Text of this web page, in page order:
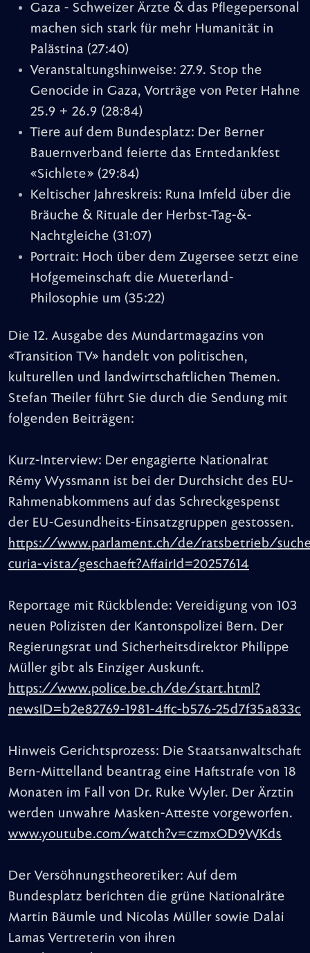
Gaza - Schweizer Ärzte & das Pflegepersonal
machen sich stark für mehr Humanität in
Palästina (27:40)
Veranstaltungshinweise: 27.9. Stop the
Genocide in Gaza, Vorträge von Peter Hahne
25.9 + 26.9 (28:84)
Tiere auf dem Bundesplatz: Der Berner
Bauernverband feierte das Erntedankfest
«Sichlete» (29:84)
Keltischer Jahreskreis: Runa Imfeld über die
Bräuche & Rituale der Herbst-Tag-&-
Nachtgleiche (31:07)
Portrait: Hoch über dem Zugersee setzt eine
Hofgemeinschaft die Mueterland-
Philosophie um (35:22)
Die 12. Ausgabe des Mundartmagazins von
«Transition TV» handelt von politischen,
kulturellen und landwirtschaftlichen Themen.
Stefan Theiler führt Sie durch die Sendung mit
folgenden Beiträgen:
Kurz-Interview: Der engagierte Nationalrat
Rémy Wyssmann ist bei der Durchsicht des EU-
Rahmenabkommens auf das Schreckgespenst
der EU-Gesundheits-Einsatzgruppen gestossen.
https://www.parlament.ch/de/ratsbetrieb/
curia-vista/geschaeft?AffairId=20257614
Reportage mit Rückblende: Vereidigung von 103
neuen Polizisten der Kantonspolizei Bern. Der
Regierungsrat und Sicherheitsdirektor Philippe
Müller gibt als Einziger Auskunft.
https://www.police.be.ch/de/start.html?
newsID=b2e82769-1981-4ffc-b576-25d7f35a833c
Hinweis Gerichtsprozess: Die Staatsanwaltschaft
Bern-Mittelland beantrag eine Haftstrafe von 18
Monaten im Fall von Dr. Ruke Wyler. Der Ärztin
werden unwahre Masken-Atteste vorgeworfen.
www.youtube.com/watch?v=czmxOD9WKds
Der Versöhnungstheoretiker: Auf dem
Bundesplatz berichten die grüne Nationalräte
Martin Bäumle und Nicolas Müller sowie Dalai
Lamas Vertreterin von ihren